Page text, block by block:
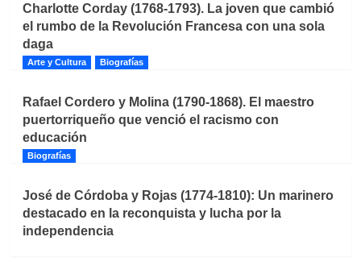
Charlotte Corday (1768-1793). La joven que cambió
el rumbo de la Revolución Francesa con una sola
daga
Arte y Cultura Biografías
Rafael Cordero y Molina (1790-1868). El maestro
puertorriqueño que venció el racismo con
educación
Biografías
José de Córdoba y Rojas (1774-1810): Un marinero
destacado en la reconquista y lucha por la
independencia